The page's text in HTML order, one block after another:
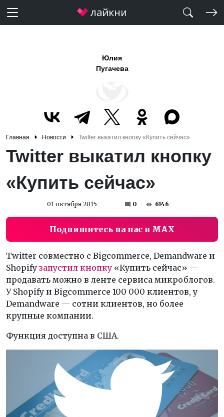
Юлия
Пугачева
Главная Новости Twitter выкатил кнопку «Купить сейчас»
Twitter выкатил кнопку
«Купить сейчас»
01 октября 2015 0 6146
Подпишитесь на нас в MAX
Twitter совместно с Bigcommerce, Demandware и
Shopify запустил кнопку «Купить сейчас» —
продавать можно в ленте сервиса микроблогов.
У Shopify и Bigcommerce 100 000 клиентов, у
Demandware — сотни клиентов, но более
крупные компании.
Функция доступна в США.